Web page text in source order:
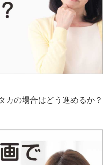
カの場合はどう進めるか？